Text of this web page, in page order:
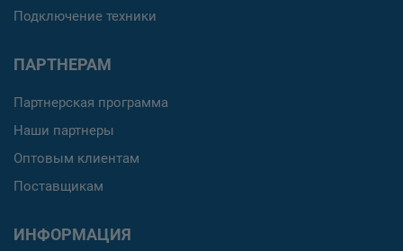
Подключение техники
ПАРТНЕРАМ
Партнерская программа
Наши партнеры
Оптовым клиентам
Поставщикам
ИНФОРМАЦИЯ